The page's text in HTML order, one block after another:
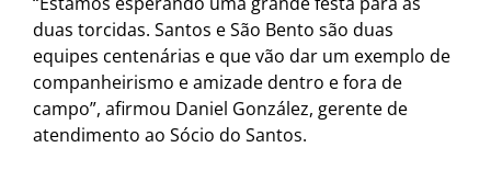
duas torcidas. Santos e São Bento são duas
equipes centenárias e que vão dar um exemplo de
companheirismo e amizade dentro e fora de
campo”, afirmou Daniel González, gerente de
atendimento ao Sócio do Santos.